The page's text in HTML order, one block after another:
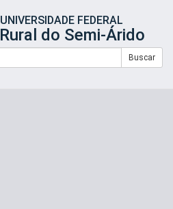
UNIVERSIDADE FEDERAL
Rural do Semi-Árido
Buscar